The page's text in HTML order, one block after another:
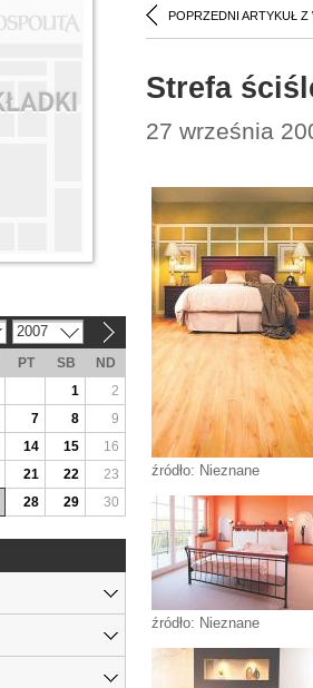
POPRZEDNI ARTYKUŁ Z
Strefa
27 września
źródło: Nieznane
źródło: Nieznane
2007
PT SB
ND
1
2
7 8
9
14 15
16
21 22
23
28 29 30